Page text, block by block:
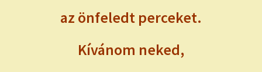
az önfeledt perceket.
Kívánom neked,